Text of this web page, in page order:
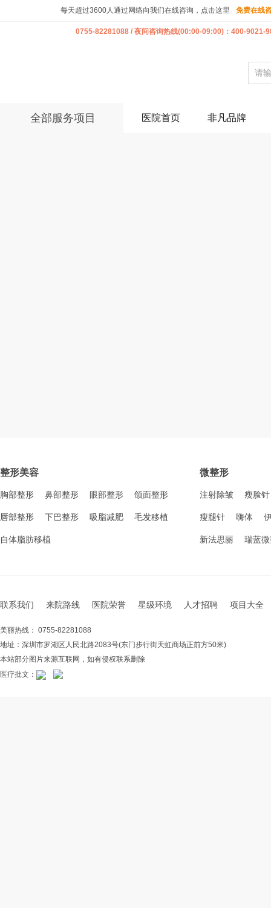
每天超过3600人通过网络向我们在线咨询，点击这里 免费在线
0755-82281088 / 夜间咨询热线(00:00-09:00)：400-9021-
全部服务项目 医院首页 非凡品牌
整形美容
胸部整形 鼻部整形 眼部整形 颌面整形
唇部整形 下巴整形 吸脂减肥 毛发移植
自体脂肪移植
微整形
注射除皱 瘦脸针
瘦腿针 嗨体
新法思丽 瑞蓝
联系我们 来院路线 医院荣誉 星级环境 人才招聘 项目大全
美丽热线： 0755-82281088
地址：深圳市罗湖区人民北路2083号(东门步行街天虹商场正前方50米)
本站部分图片来源互联网，如有侵权联系删除
医疗批文：